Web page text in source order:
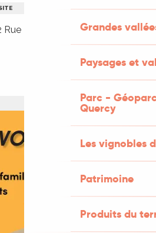
Grandes
Paysages et
Parc -
Quercy
Les vignobles
Patrimoine
Produits du
ENFANTS FAMILLE
Rue Emile Zola, 46000 Cahors
+1 PHOTO